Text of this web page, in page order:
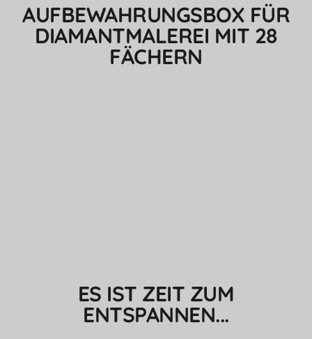
AUFBEWAHRUNGSBOX FÜR
DIAMANTMALEREI MIT 28
FÄCHERN
ES IST ZEIT ZUM
ENTSPANNEN...